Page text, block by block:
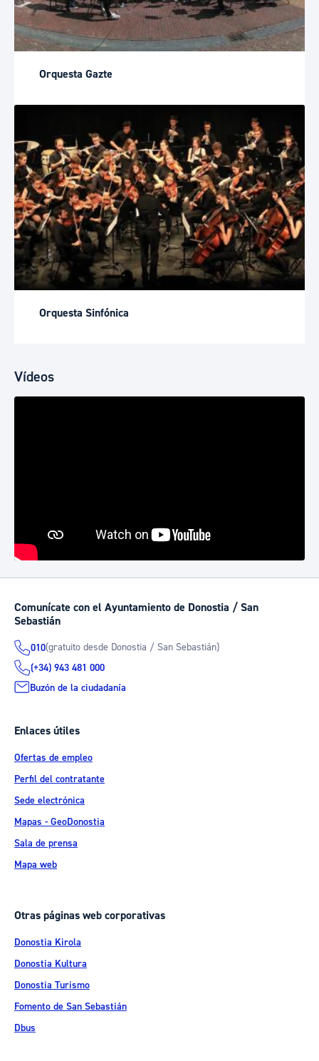
Orquesta Gazte
Orquesta Sinfónica
Vídeos
Comunícate con el Ayuntamiento de Donostia / San
Sebastián
010(gratuito desde Donostia / San Sebastián)
(+34) 943 481 000
Buzón de la ciudadanía
Enlaces útiles
Ofertas de empleo
Perfil del contratante
Sede electrónica
Mapas - GeoDonostia
Sala de prensa
Mapa web
Otras páginas web corporativas
Donostia Kirola
Donostia Kultura
Donostia Turismo
Fomento de San Sebastián
Dbus